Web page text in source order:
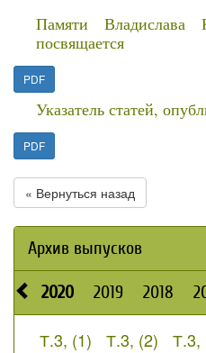
Памяти Владислава
посвящается
PDF
Указатель статей,
PDF
« Вернуться назад
Архив выпусков
2020 2019 2018
Т.3, (1) Т.3, (2) Т.3,